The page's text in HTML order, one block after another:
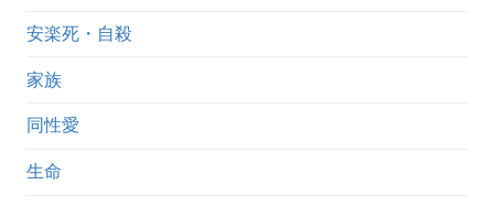
安楽死・自殺
家族
同性愛
生命